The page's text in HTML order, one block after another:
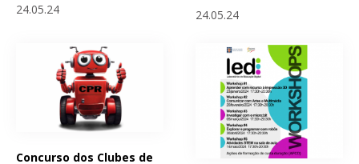
24.05.24
24.05.24
Concurso dos Clubes de